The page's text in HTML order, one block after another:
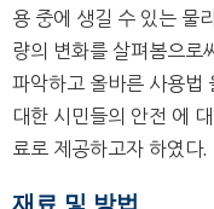
용 중에 생길 수 있는 물
량의 변화를 살펴봄으로
파악하고 올바른 사용법
대한 시민들의 안전 에
료로 제공하고자 하였다.
재료 및 방법